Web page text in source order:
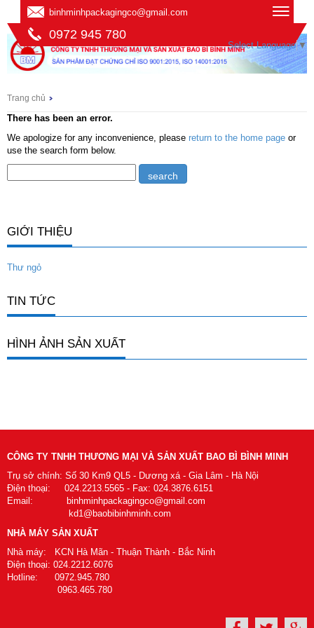
binhminhpackagingco@gmail.com
0972 945 780
Select Language ▼
Trang chủ
There has been an error.
We apologize for any inconvenience, please return to the home page or
use the search form below.
GIỚI THIỆU
Thư ngỏ
TIN TỨC
HÌNH ẢNH SẢN XUẤT
CÔNG TY TNHH THƯƠNG MẠI VÀ SẢN XUẤT BAO BÌ BÌNH MINH
Trụ sở chính: Số 30 Km9 QL5 - Dương xá - Gia Lâm - Hà Nội
Điện thoại: 024.2213.5565 - Fax: 024.3876.6151
Email: binhminhpackagingco@gmail.com
kd1@baobibinhminh.com
NHÀ MÁY SẢN XUẤT
Nhà máy: KCN Hà Mãn - Thuận Thành - Bắc Ninh
Điện thoại: 024.2212.6076
Hotline: 0972.945.780
0963.465.780